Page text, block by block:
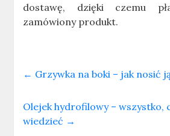
dostawę, dzięki czemu
zamówiony produkt.
← Grzywka na boki – jak nosić
Olejek hydrofilowy – wszystko,
wiedzieć →